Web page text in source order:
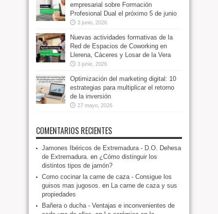
empresarial sobre Formación
Profesional Dual el próximo 5 de junio
3 junio, 2026
Nuevas actividades formativas de la
Red de Espacios de Coworking en
Llerena, Cáceres y Losar de la Vera
3 junio, 2026
Optimización del marketing digital: 10
estrategias para multiplicar el retorno
de la inversión
27 mayo, 2026
COMENTARIOS RECIENTES
Jamones Ibéricos de Extremadura - D.O. Dehesa
de Extremadura. en ¿Cómo distinguir los
distintos tipos de jamón?
Como cocinar la carne de caza - Consigue los
guisos mas jugosos. en La carne de caza y sus
propiedades
Bañera o ducha - Ventajas e inconvenientes de